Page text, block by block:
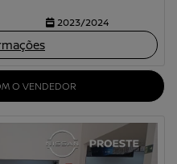
2023/2024
O VENDEDOR